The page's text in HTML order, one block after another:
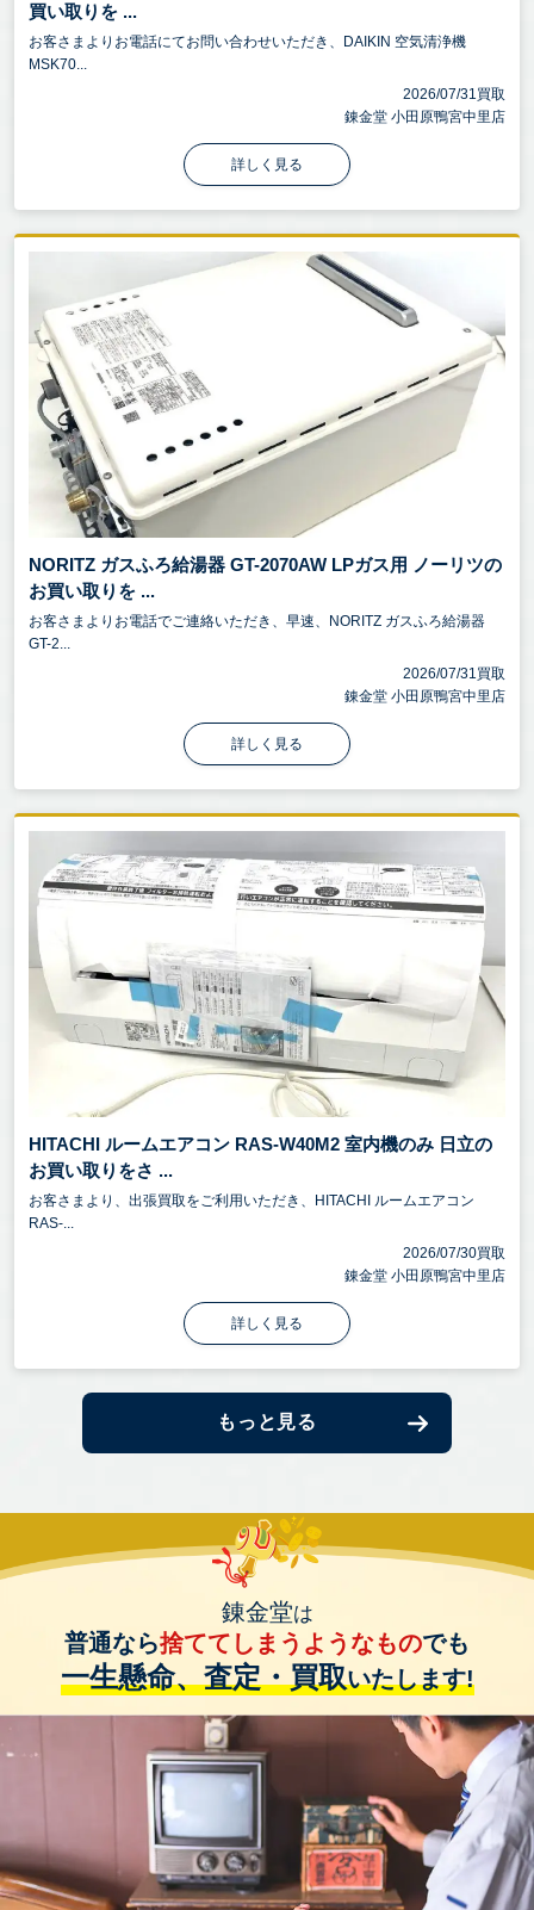
買い取りを ...
お客さまよりお電話にてお問い合わせいただき、DAIKIN 空気清浄機
MSK70...
2026/07/31買取
錬金堂 小田原鴨宮中里店
詳しく見る
NORITZ ガスふろ給湯器 GT-2070AW LPガス用 ノーリツの
お買い取りを ...
お客さまよりお電話でご連絡いただき、早速、NORITZ ガスふろ給湯器
GT-2...
2026/07/31買取
錬金堂 小田原鴨宮中里店
詳しく見る
HITACHI ルームエアコン RAS-W40M2 室内機のみ 日立の
お買い取りをさ ...
お客さまより、出張買取をご利用いただき、HITACHI ルームエアコン
RAS-...
2026/07/30買取
錬金堂 小田原鴨宮中里店
詳しく見る
もっと見る
錬金堂は
普通なら捨ててしまうようなものでも
一生懸命、査定・買取いたします!